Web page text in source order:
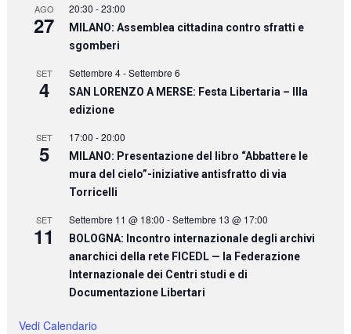
AGO
27
20:30 -23:00
MILANO: Assemblea cittadina contro sfratti e
sgomberi
SET
4
Settembre 4-Settembre 6
SAN LORENZO A MERSE: Festa Libertaria – IIIa
edizione
SET
5
17:00 -20:00
MILANO: Presentazione del libro “Abbattere le
mura del cielo”-iniziative antisfratto di via
Torricelli
SET
11
Settembre 11 @ 18:00 -Settembre 13 @ 17:00
BOLOGNA: Incontro internazionale degli archivi
anarchici della rete FICEDL — la Federazione
Internazionale dei Centri studi e di
Documentazione Libertari
Vedi Calendario